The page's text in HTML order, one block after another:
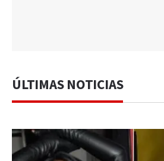
ÚLTIMAS NOTICIAS